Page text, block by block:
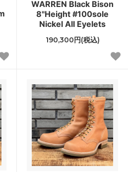
WARREN Black Bison
8"Height #100sole
Nickel All Eyelets
190,300円(税込)